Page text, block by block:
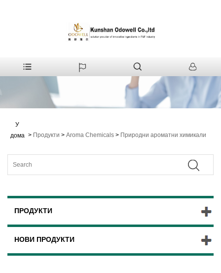
У
дома > Продукти > Aroma Chemicals > Природни ароматни химикали
ПРОДУКТИ
НОВИ ПРОДУКТИ